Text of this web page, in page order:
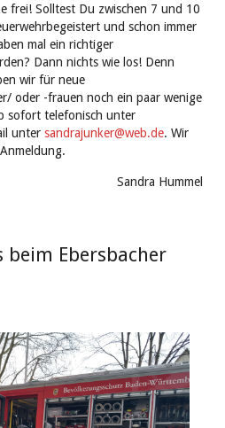
frei! Solltest Du zwischen 7 und 10
und schon immer
mal ein richtiger
Dann nichts wie los! Denn
wir für neue
oder -frauen noch ein paar wenige
sofort telefonisch unter
unter sandrajunker@web.de. Wir
Sandra Hummel
beim Ebersbacher